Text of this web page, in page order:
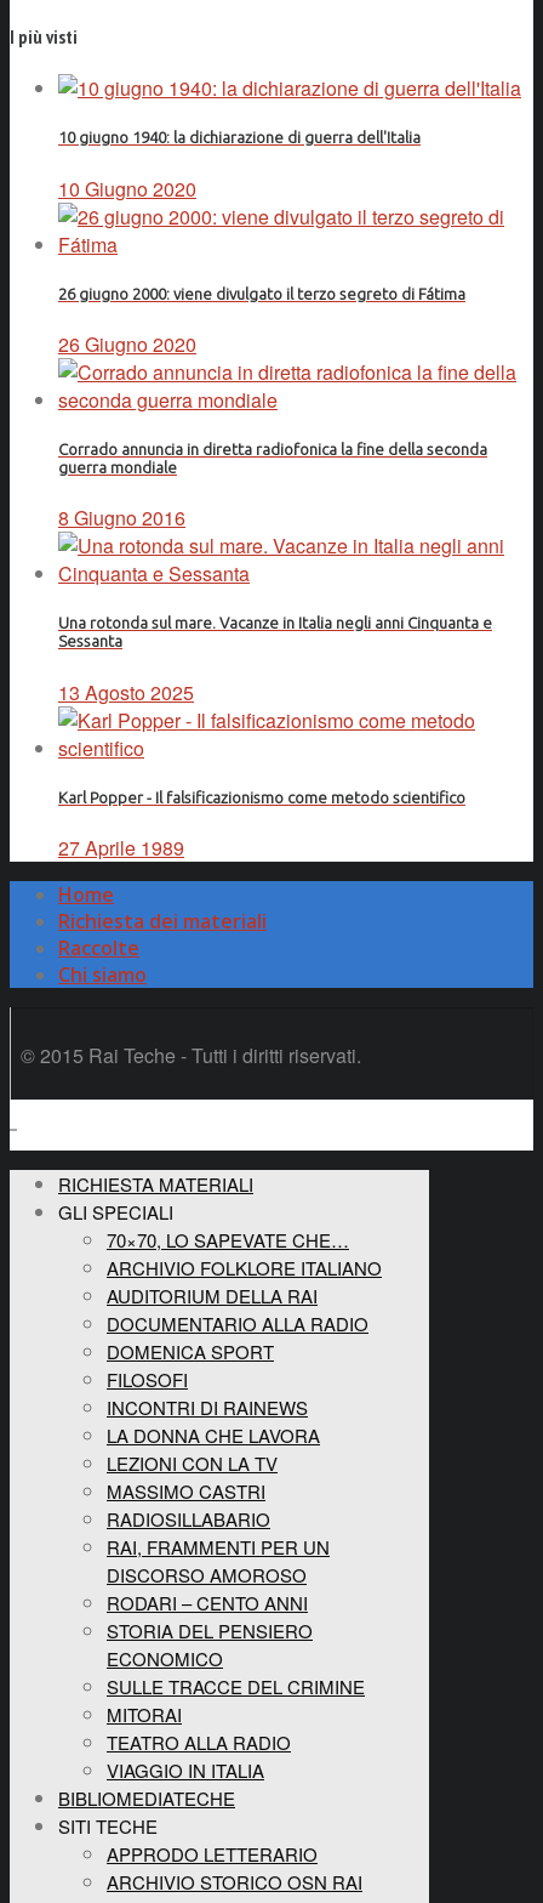
I più visti
10 giugno 1940: la dichiarazione di guerra dell'Italia
10 Giugno 2020
26 giugno 2000: viene divulgato il terzo segreto di Fátima
26 Giugno 2020
Corrado annuncia in diretta radiofonica la fine della seconda
guerra mondiale
8 Giugno 2016
Una rotonda sul mare. Vacanze in Italia negli anni Cinquanta e
Sessanta
13 Agosto 2025
Karl Popper - Il falsificazionismo come metodo scientifico
27 Aprile 1989
Home
Richiesta dei materiali
Raccolte
Chi siamo
© 2015 Rai Teche - Tutti i diritti riservati.
RICHIESTA MATERIALI
GLI SPECIALI
70×70, LO SAPEVATE CHE…
ARCHIVIO FOLKLORE ITALIANO
AUDITORIUM DELLA RAI
DOCUMENTARIO ALLA RADIO
DOMENICA SPORT
FILOSOFI
INCONTRI DI RAINEWS
LA DONNA CHE LAVORA
LEZIONI CON LA TV
MASSIMO CASTRI
RADIOSILLABARIO
RAI, FRAMMENTI PER UN
DISCORSO AMOROSO
RODARI – CENTO ANNI
STORIA DEL PENSIERO
ECONOMICO
SULLE TRACCE DEL CRIMINE
MITORAI
TEATRO ALLA RADIO
VIAGGIO IN ITALIA
BIBLIOMEDIATECHE
SITI TECHE
APPRODO LETTERARIO
ARCHIVIO STORICO OSN RAI